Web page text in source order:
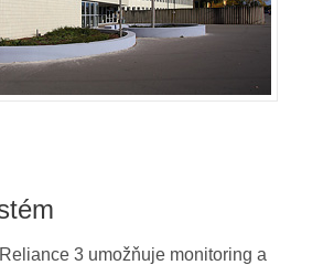
3 umožňuje monitoring a